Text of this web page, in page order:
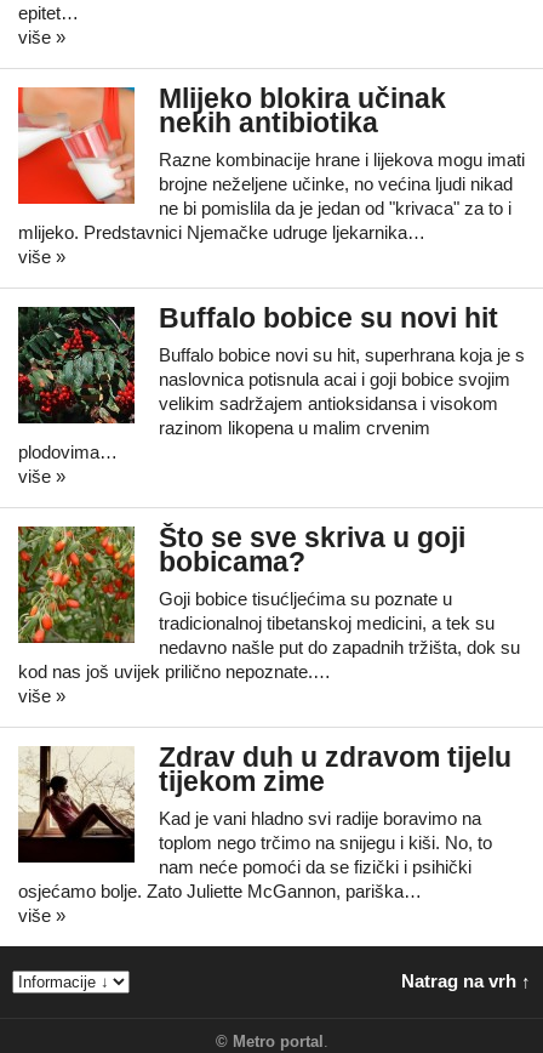
epitet…
više »
Mlijeko blokira učinak
nekih antibiotika
Razne kombinacije hrane i lijekova mogu imati
brojne neželjene učinke, no većina ljudi nikad
ne bi pomislila da je jedan od "krivaca" za to i
mlijeko. Predstavnici Njemačke udruge ljekarnika…
više »
Buffalo bobice su novi hit
Buffalo bobice novi su hit, superhrana koja je s
naslovnica potisnula acai i goji bobice svojim
velikim sadržajem antioksidansa i visokom
razinom likopena u malim crvenim
plodovima…
više »
Što se sve skriva u goji
bobicama?
Goji bobice tisućljećima su poznate u
tradicionalnoj tibetanskoj medicini, a tek su
nedavno našle put do zapadnih tržišta, dok su
kod nas još uvijek prilično nepoznate.…
više »
Zdrav duh u zdravom tijelu
tijekom zime
Kad je vani hladno svi radije boravimo na
toplom nego trčimo na snijegu i kiši. No, to
nam neće pomoći da se fizički i psihički
osjećamo bolje. Zato Juliette McGannon, pariška…
više »
Natrag na vrh ↑
© Metro portal .